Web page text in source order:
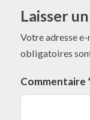
Laisser
Votre adresse
obligatoires
Commentaire